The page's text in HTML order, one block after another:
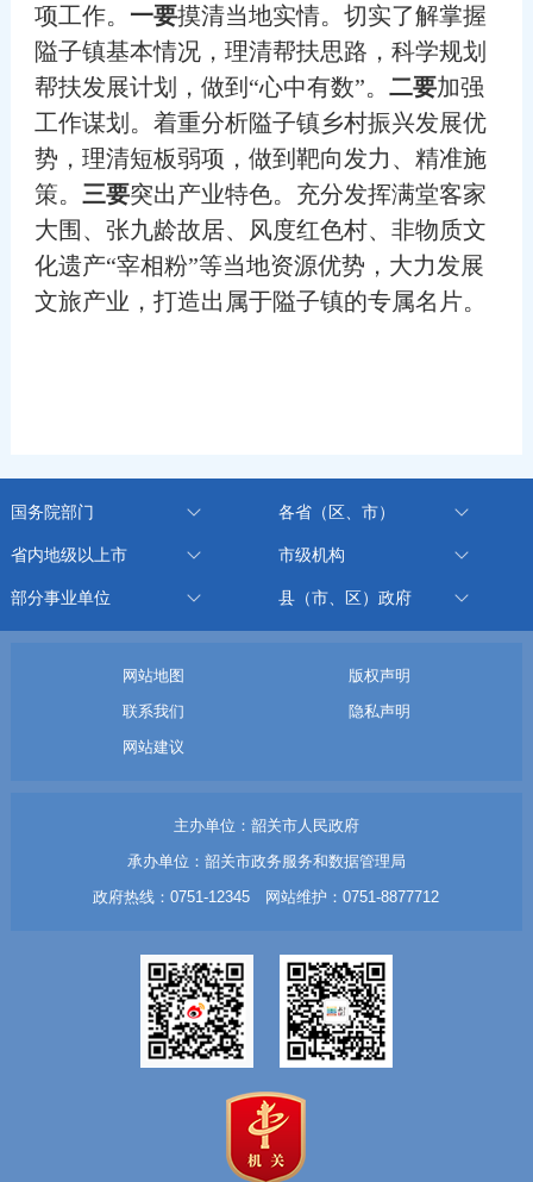
项工作。 一要摸清当地实情。切实了解掌握
隘子镇基本情况，理清帮扶思路，科学规划
帮扶发展计划，做到“心中有数”。 二要加强
工作谋划。着重分析隘子镇乡村振兴发展优
势，理清短板弱项，做到靶向发力、精准施
策。 三要突出产业特色。充分发挥满堂客家
大围、张九龄故居、风度红色村、非物质文
化遗产“宰相粉”等当地资源优势，大力发展
文旅产业，打造出属于隘子镇的专属名片。
国务院部门 各省（区、市）
省内地级以上市 市级机构
部分事业单位 县（市、区）政府
网站地图
版权声明
联系我们
隐私声明
网站建议
主办单位：韶关市人民政府
承办单位：韶关市政务服务和数据管理局
政府热线：0751-12345 网站维护：0751-8877712